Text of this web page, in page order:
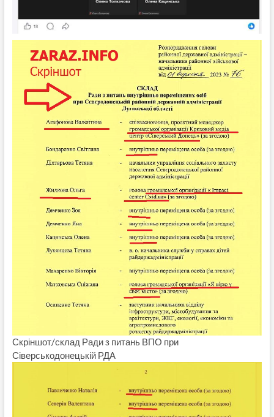
Скріншот/склад Ради з питань ВПО при
Сіверськодонецькій РДА